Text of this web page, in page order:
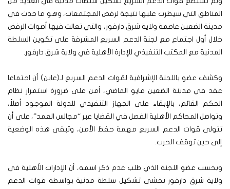
المناطق التي سيطرت عليها نتيجة لرفض المجتمعات، وهو ما حدث في
مدينة الضعين عاصمة ولاية شرق دارفور، والتي تعالت فيها أصوات الرفض
خلال أول اجتماع مع لجنة الدعم السريع المشرفة على تكوين السلطة
المدنية مع المكتب التنفيذي للإدارة الأهلية في ولاية شرق دارفور.
وكشف عضو باللجنة الإشرافية لقوات الدعم السريع لـ(عاين) أن اجتماعا
عقد في مدينة الضعين مايو الماضي، أمن على ضرورة استمرار نظام
الحكم القائم، بالإبقاء على الجهاز التنفيذي للدولة الموجود أصلاً،
وتواصل المحاكم الأهلية الفصل في القضايا عبر “مجالس العمد”، على أن
تتولى قوات الدعم السريع مهمة حفظ الأمن، وتبقى هذه الوضعية
إلى حين توقف الحرب.
وبحسب عضو اللجنة الذي طلب عدم ذكر اسمه، أن الإدارات الأهلية في
ولاية شرق دارفور تخشى تشكيل سلطة مدنية بواسطة قوات الدعم